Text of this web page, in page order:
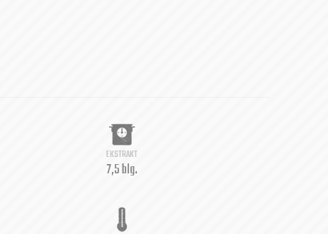
EKSTRAKT
7,5 blg.